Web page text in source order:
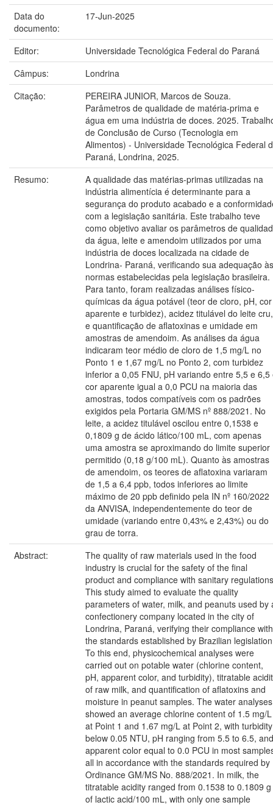
Data do
documento:
17-Jun-2025
Editor:
Universidade Tecnológica Federal do Paraná
Câmpus:
Londrina
Citação:
PEREIRA JUNIOR, Marcos de Souza.
Parâmetros de qualidade de matéria-prima e
água em uma indústria de doces. 2025.
de Conclusão de Curso (Tecnologia em
Alimentos) - Universidade Tecnológica Federal
Paraná, Londrina, 2025.
Resumo:
A qualidade das matérias-primas utilizadas na
indústria alimentícia é determinante para a
segurança do produto acabado e a
com a legislação sanitária. Este trabalho teve
como objetivo avaliar os parâmetros de
da água, leite e amendoim utilizados por uma
indústria de doces localizada na cidade de
Londrina- Paraná, verificando sua adequação às
normas estabelecidas pela legislação brasileira.
Para tanto, foram realizadas análises físico-
químicas da água potável (teor de cloro, pH, cor
aparente e turbidez), acidez titulável do leite cru,
e quantificação de aflatoxinas e umidade em
amostras de amendoim. As análises da água
indicaram teor médio de cloro de 1,5 mg/L no
Ponto 1 e 1,67 mg/L no Ponto 2, com turbidez
inferior a 0,05 FNU, pH variando entre 5,5 e 6,5
cor aparente igual a 0,0 PCU na maioria das
amostras, todos compatíveis com os padrões
exigidos pela Portaria GM/MS nº 888/2021. No
leite, a acidez titulável oscilou entre 0,1538 e
0,1809 g de ácido lático/100 mL, com apenas
uma amostra se aproximando do limite superior
permitido (0,18 g/100 mL). Quanto às amostras
de amendoim, os teores de aflatoxina variaram
de 1,5 a 6,4 ppb, todos inferiores ao limite
máximo de 20 ppb definido pela IN nº 160/2022
da ANVISA, independentemente do teor de
umidade (variando entre 0,43% e 2,43%) ou do
grau de torra.
Abstract:
The quality of raw materials used in the food
industry is crucial for the safety of the final
product and compliance with sanitary
This study aimed to evaluate the quality
parameters of water, milk, and peanuts used by
confectionery company located in the city of
Londrina, Paraná, verifying their compliance with
the standards established by Brazilian
To this end, physicochemical analyses were
carried out on potable water (chlorine content,
pH, apparent color, and turbidity), titratable
of raw milk, and quantification of aflatoxins and
moisture in peanut samples. The water analyses
showed an average chlorine content of 1.5 mg/L
at Point 1 and 1.67 mg/L at Point 2, with turbidity
below 0.05 NTU, pH ranging from 5.5 to 6.5, and
apparent color equal to 0.0 PCU in most
all in accordance with the standards required by
Ordinance GM/MS No. 888/2021. In milk, the
titratable acidity ranged from 0.1538 to 0.1809 g
of lactic acid/100 mL, with only one sample